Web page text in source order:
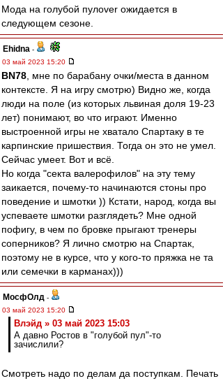
Мода на голубой пулover ожидается в
следующем сезоне.
Ehidna -
03 май 2023 15:20
BN78 , мне по барабану очки/места в данном
контексте. Я на игру смотрю) Видно же, когда
люди на поле (из которых львиная доля 19-23
лет) понимают, во что играют. Именно
выстроенной игры не хватало Спартаку в те
карпинские пришествия. Тогда он это не умел.
Сейчас умеет. Вот и всё.
Но когда "секта валерофилов" на эту тему
заикается, почему-то начинаются стоны про
поведение и шмотки )) Кстати, народ, когда вы
успеваете шмотки разглядеть? Мне одной
пофигу, в чем по бровке прыгают тренеры
соперников? Я лично смотрю на Спартак,
поэтому не в курсе, что у кого-то пряжка не та
или семечки в карманах)))
МосфОлд -
03 май 2023 15:20
Влэйд » 03 май 2023 15:03
А давно Ростов в "голубой пул"-то
зачислили?
Смотреть надо по делам да поступкам. Печать